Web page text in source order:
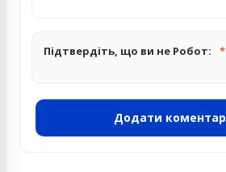
Підтвердіть, що ви не Робот:
Додати коментар